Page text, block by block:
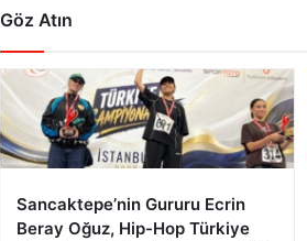
Göz Atın
Sancaktepe’nin Gururu Ecrin
Beray Oğuz, Hip-Hop Türkiye